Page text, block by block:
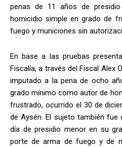
penas de 11 años de
homicidio simple en grado de
fuego y municiones sin
En base a las pruebas
Fiscalía, a través del Fiscal Alex
imputado a la pena de ocho
grado mínimo como autor de
frustrado, ocurrido el 30 de
de Aysén. El sujeto también
día de presidio menor en su
porte de arma de fuego y de